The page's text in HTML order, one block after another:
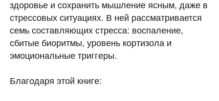
здоровье и сохранить мышление ясным, даже в
стрессовых ситуациях. В ней рассматривается
семь составляющих стресса: воспаление,
сбитые биоритмы, уровень кортизола и
эмоциональные триггеры.
Благодаря этой книге: